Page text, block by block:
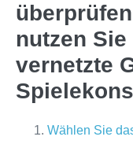
nutzen
vernetzte
Wählen Sie